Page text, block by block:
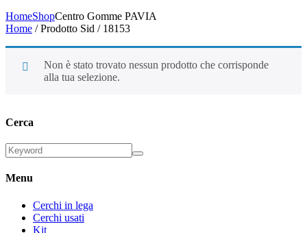
HomeShopCentro Gomme PAVIA
Home / Prodotto Sid / 18153
Non è stato trovato nessun prodotto che corrisponde
alla tua selezione.
Cerca
Menu
Cerchi in lega
Cerchi usati
Kit